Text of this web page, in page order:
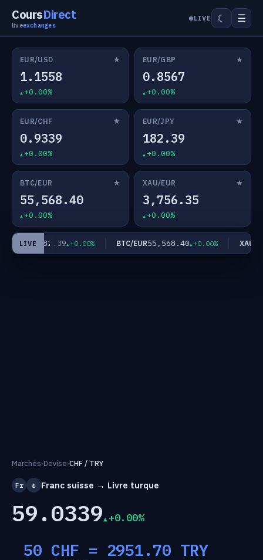
CoursDirect
liveexchanges
LIVE ☾ ☰
EUR/USD ★
1.1558
+0.00%
EUR/GBP ★
0.8567
+0.00%
EUR/CHF ★
0.9339
+0.00%
EUR/JPY ★
182.39
+0.00%
BTC/EUR ★
55,568.40
+0.00%
XAU/EUR ★
3,756.35
+0.00%
LIVE
EUR/JPY182.39 +0.00% BTC/EUR55,568.40 +0.00% XAU/
Marchés›Devise›CHF / TRY
Fr ₺ Franc suisse → Livre turque
59.0339 +0.00%
50 CHF = 2951.70 TRY